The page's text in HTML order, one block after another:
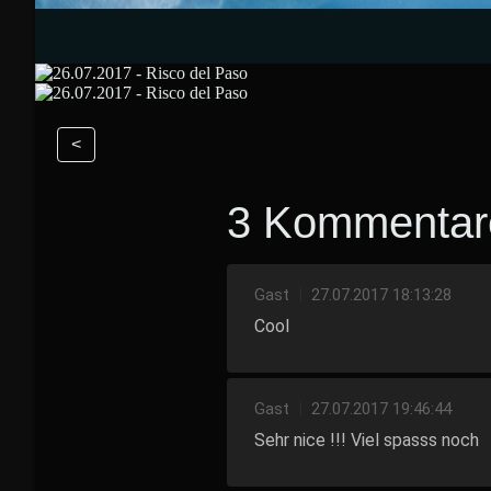
<
3
Gast 27.07.2017 18:13:28
Cool
Gast 27.07.2017 19:46:44
Sehr nice !!! Viel spasss noch